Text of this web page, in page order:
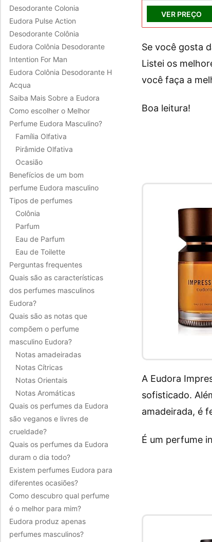
Desodorante Colonia
Eudora Pulse Action
Desodorante Colônia
Eudora Colônia Desodorante
Intention For Man
Eudora Colônia Desodorante H
Acqua
Saiba Mais Sobre a Eudora
Como escolher o Melhor
Perfume Eudora Masculino?
Família Olfativa
Pirâmide Olfativa
Ocasião
Benefícios de um bom
perfume Eudora masculino
Tipos de perfumes
Colônia
Parfum
Eau de Parfum
Eau de Toilette
Perguntas frequentes
Quais são as características
dos perfumes masculinos
Eudora?
Quais são as notas que
compõem o perfume
masculino Eudora?
Notas amadeiradas
Notas Cítricas
Notas Orientais
Notas Aromáticas
Quais os perfumes da Eudora
são veganos e livres de
crueldade?
Quais os perfumes da Eudora
duram o dia todo?
Existem perfumes Eudora para
diferentes ocasiões?
Como descubro qual perfume
é o melhor para mim?
Eudora produz apenas
perfumes masculinos?
VER PREÇO
Se você gosta
Listei os
você faça a
Boa leitura!
A Eudora
sofisticado.
amadeirada, é
É um perfume